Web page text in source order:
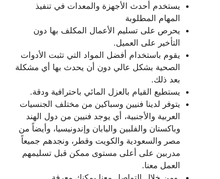
يستخدم أحدث الأجهزة والمعدات في تنفيذ
المهام المطلوبة
يحرص على تسليم الأعمال المكلف بها دون
التأخير على العميل.
يقوم باستخدام أفضل المواد التي تثبت الأدوات
الصحية بشكل عالي دون أن يحدث بها أي مشكلة
بعد ذلك.
يستطيع القيام بالعزل المائي باحترافية ودقة.
يتوفر لدينا فنيين وسباكين من مختلف الجنسيات
العربية والأجنبية، أي يوجد فنيين من دول الهند
وباكستان والفلبين واليابان وإندونيسيا، وأيضاً من
مصر والسعودية والكويت وقطر، ونجدهم جميعاً
مدربين على أعلى مستوى ممكن قبل تسليمهم
العمل معنا.